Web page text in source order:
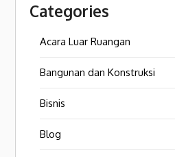
Categories
Acara Luar Ruangan
Bangunan dan Konstruksi
Bisnis
Blog